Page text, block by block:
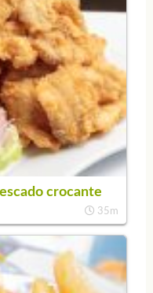
crocante
35m